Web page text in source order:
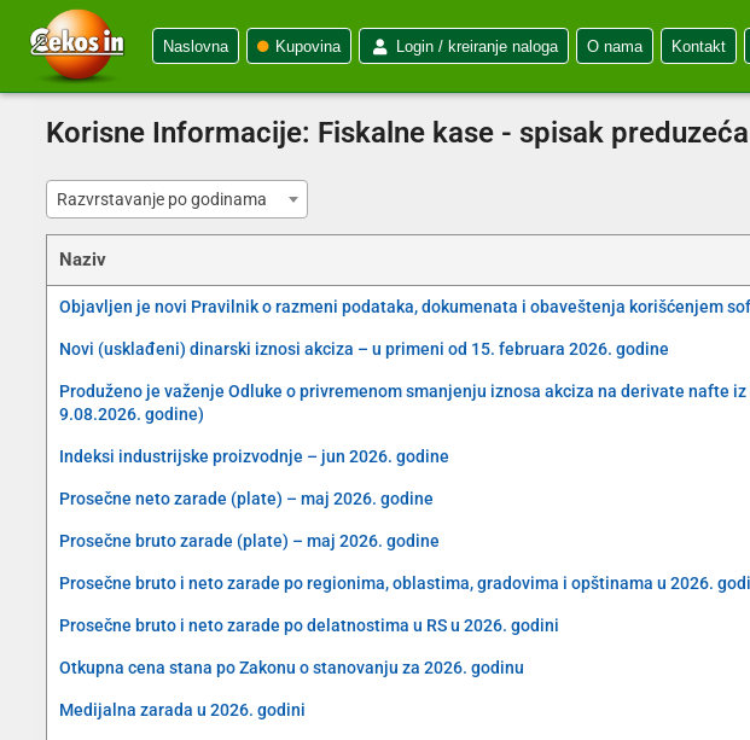
Naslovna Kupovina Login / kreiranje naloga O nama Kontakt
Korisne Informacije: Fiskalne kase - spisak preduzeća
Razvrstavanje po godinama
Naziv
Objavljen je novi Pravilnik o razmeni podataka, dokumenata i obaveštenja korišćenjem
Novi (usklađeni) dinarski iznosi akciza – u primeni od 15. februara 2026. godine
Produženo je važenje Odluke o privremenom smanjenju iznosa akciza na derivate nafte
9.08.2026. godine)
Indeksi industrijske proizvodnje – jun 2026. godine
Prosečne neto zarade (plate) – maj 2026. godine
Prosečne bruto zarade (plate) – maj 2026. godine
Prosečne bruto i neto zarade po regionima, oblastima, gradovima i opštinama u 2026.
Prosečne bruto i neto zarade po delatnostima u RS u 2026. godini
Otkupna cena stana po Zakonu o stanovanju za 2026. godinu
Medijalna zarada u 2026. godini